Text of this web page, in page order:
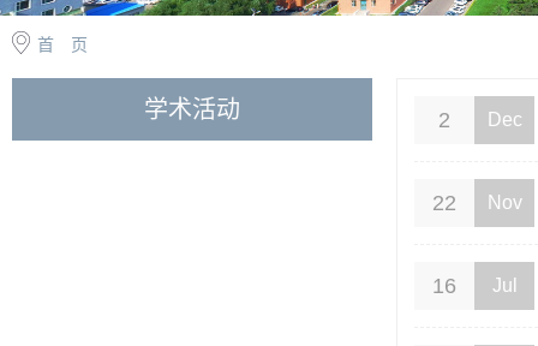
首 页
学术活动 2 Dec
22 Nov
16 Jul